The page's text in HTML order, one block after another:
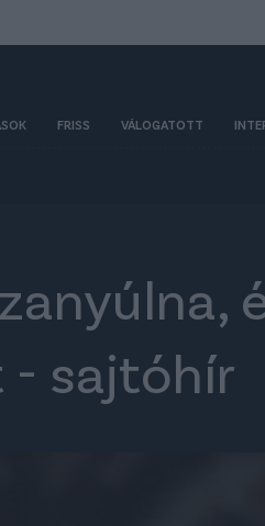
FRISS VÁLOGATOTT
- sajtóhír